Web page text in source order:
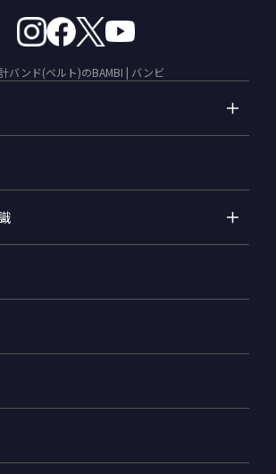
バンド(ベルト)のBAMBI | バンビ